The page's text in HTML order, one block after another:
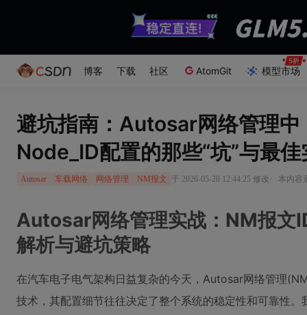
博客 下载 社区 AtomGit 模型市场
避坑指南：Autosar网络管理中
Node_ID配置的那些“坑”与最佳
Autosar 车载网络 网络管理 NM报文 于 2026-05-28 12:44:25 修改 · 本内容
Autosar网络管理实战：NM报文
解析与避坑策略
在汽车电子电气架构日益复杂的今天，Autosar网络管理
技术，其配置细节往往决定了整个系统的稳定性和可靠性